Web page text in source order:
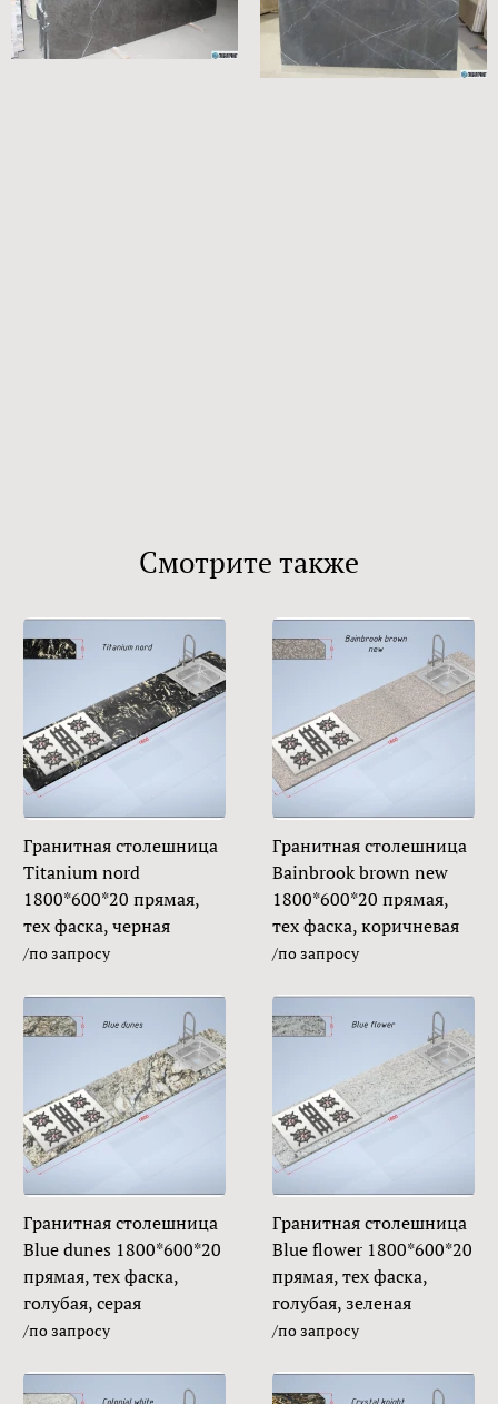
Смотрите также
Гранитная столешница
Titanium nord
1800*600*20 прямая,
тех фаска, черная
/по запросу
Гранитная столешница
Bainbrook brown new
1800*600*20 прямая,
тех фаска, коричневая
/по запросу
Гранитная столешница
Blue dunes 1800*600*20
прямая, тех фаска,
голубая, серая
/по запросу
Гранитная столешница
Blue flower 1800*600*20
прямая, тех фаска,
голубая, зеленая
/по запросу